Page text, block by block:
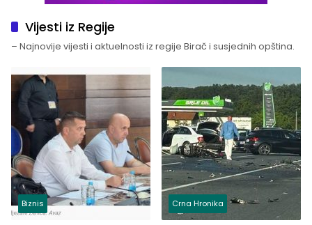
Vijesti iz Regije
– Najnovije vijesti i aktuelnosti iz regije Birač i susjednih opština.
Biznis Crna Hronika